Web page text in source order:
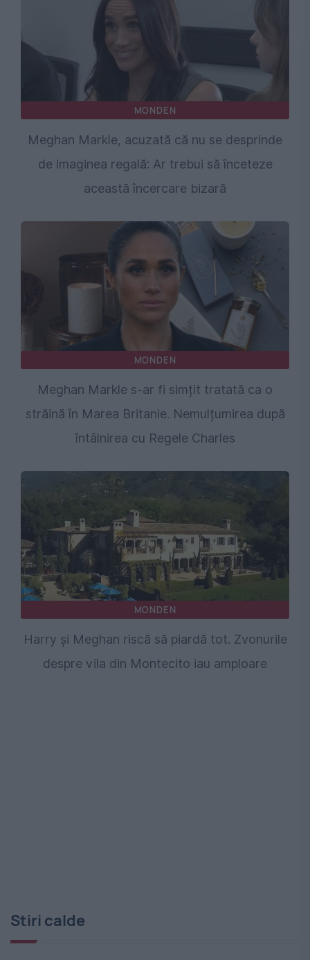
MONDEN
Meghan Markle, acuzată că nu se desprinde
de imaginea regală: Ar trebui să înceteze
această încercare bizară
MONDEN
Meghan Markle s-ar fi simțit tratată ca o
străină în Marea Britanie. Nemulțumirea după
întâlnirea cu Regele Charles
MONDEN
Harry și Meghan riscă să piardă tot. Zvonurile
despre vila din Montecito iau amploare
Stiri calde